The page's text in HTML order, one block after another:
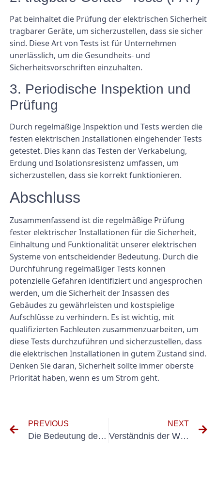
Pat beinhaltet die Prüfung der elektrischen Sicherheit
tragbarer Geräte, um sicherzustellen, dass sie sicher
sind. Diese Art von Tests ist für Unternehmen
unerlässlich, um die Gesundheits- und
Sicherheitsvorschriften einzuhalten.
3. Periodische Inspektion und
Prüfung
Durch regelmäßige Inspektion und Tests werden die
festen elektrischen Installationen eingehender Tests
getestet. Dies kann das Testen der Verkabelung,
Erdung und Isolationsresistenz umfassen, um
sicherzustellen, dass sie korrekt funktionieren.
Abschluss
Zusammenfassend ist die regelmäßige Prüfung
fester elektrischer Installationen für die Sicherheit,
Einhaltung und Funktionalität unserer elektrischen
Systeme von entscheidender Bedeutung. Durch die
Durchführung regelmäßiger Tests können
potenzielle Gefahren identifiziert und angesprochen
werden, um die Sicherheit der Insassen des
Gebäudes zu gewährleisten und kostspielige
Aufschlüsse zu verhindern. Es ist wichtig, mit
qualifizierten Fachleuten zusammenzuarbeiten, um
diese Tests durchzuführen und sicherzustellen, dass
die elektrischen Installationen in gutem Zustand sind.
Denken Sie daran, Sicherheit sollte immer oberste
Priorität haben, wenn es um Strom geht.
PREVIOUS
Die Bedeutung der regelmäßigen Überprüfung fester elektrischer Installationen: Ein Leitfaden für Ortsgeste Elektrische Anlagen neuprotokoll
NEXT
Verständnis der Wichtigkeit von Ortsfeste Elektrische Anlagen und Breastmittel in industriellen Umgebungen